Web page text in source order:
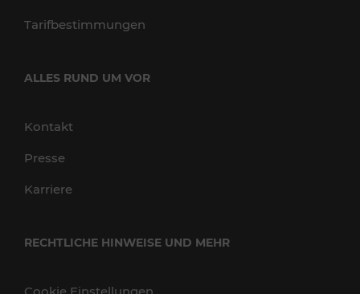
Tarifbestimmungen
ALLES RUND UM VOR
Kontakt
Presse
Karriere
RECHTLICHE HINWEISE UND MEHR